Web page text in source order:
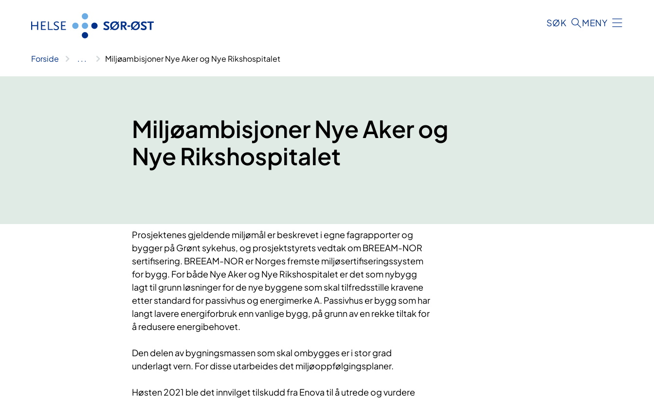
SØK MENY
Forside .. . Miljøambisjoner Nye Aker og Nye Rikshospitalet
Miljøambisjoner Nye Aker og
Nye Rikshospitalet
​Prosjektenes gjeldende miljømål er beskrevet i egne fagrapporter og
bygger på Grønt sykehus, og prosjektstyrets vedtak om BREEAM-NOR
sertifisering. BREEAM-NOR er Norges fremste miljøsertifiseringssystem
for bygg. For både Nye Aker og Nye Rikshospitalet er det som nybygg
lagt til grunn løsninger for de nye byggene som skal tilfredsstille kravene
etter standard for passivhus og energimerke A. Passivhus er bygg som har
langt lavere energiforbruk enn vanlige bygg, på grunn av en rekke tiltak for
å redusere energibehovet.
Den delen av bygningsmassen som skal ombygges er i stor grad
underlagt vern. For disse utarbeides det miljøoppfølgingsplaner.
Høsten 2021 ble det innvilget tilskudd fra Enova til å utrede og vurdere